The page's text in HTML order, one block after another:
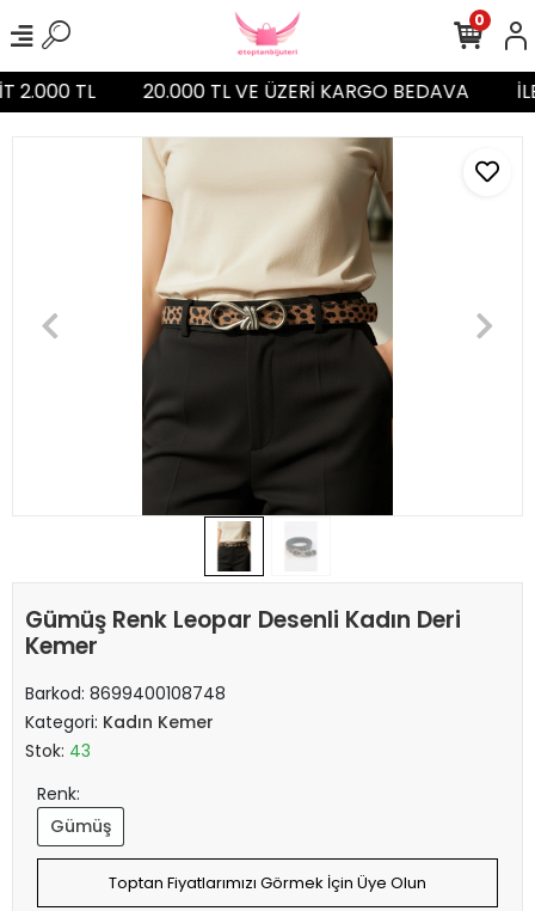
2.000 TL 20.000 TL VE ÜZERİ KARGO BEDAVA
0
Gümüş Renk Leopar Desenli Kadın Deri
Kemer
Barkod: 8699400108748
Kategori: Kadın Kemer
Stok: 43
Renk:
Gümüş
Toptan Fiyatlarımızı Görmek İçin Üye Olun